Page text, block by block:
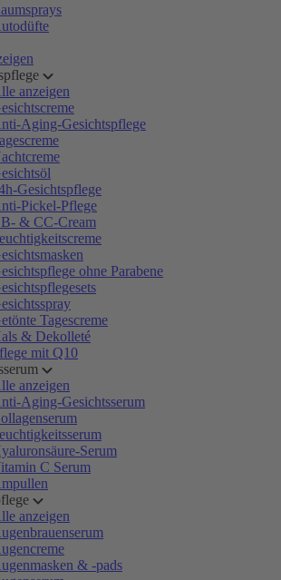
anzeigen
Aging-Gesichtspflege
Gesichtspflege
Pickel-Pflege
& CC-Cream
ohne Parabene
Tagescreme
& Dekolleté
mit Q10
anzeigen
Aging-Gesichtsserum
Serum
C Serum
anzeigen
& -pads